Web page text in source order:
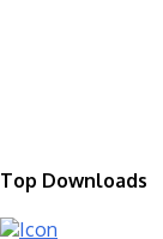
Top Downloads